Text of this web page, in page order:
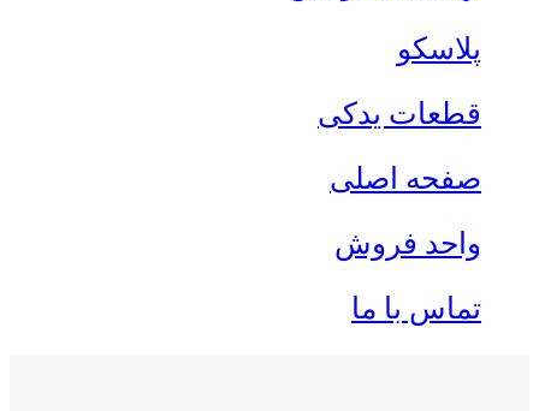
پلاسکو
قطعات یدکی
صفحه اصلی
واحد فروش
تماس با ما